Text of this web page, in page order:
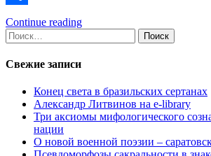
Отправить
Continue reading
Найти:
Свежие записи
Конец света в бразильских сертанах
Александр Литвинов на e-library
Три аксиомы мифологического
нации
О новой военной поэзии –